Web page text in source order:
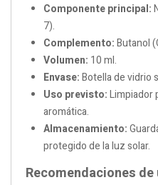
Componente principal:
7).
Complemento:Butanol
Volumen: 10 ml.
Envase:Botella de vidrio
Uso previsto:Limpiador
aromática.
Almacenamiento:
protegido de la luz solar.
Recomendaciones de